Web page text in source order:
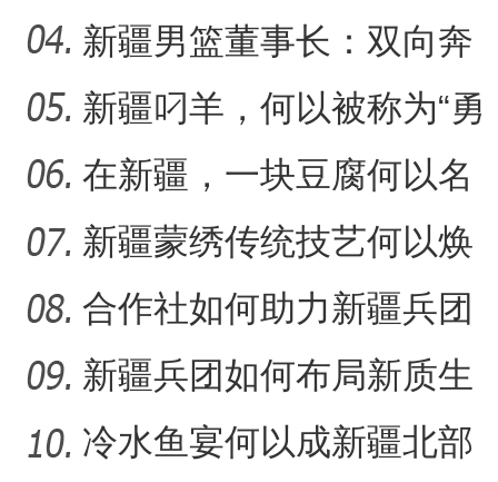
何以持续“耕”新？
新疆男篮董事长：双向奔
赴，篮球成为新疆游子独
特
新疆叼羊，何以被称为“勇
敢者运动”？
在新疆，一块豆腐何以名
扬千里？
新疆蒙绣传统技艺何以焕
发生机？
合作社如何助力新疆兵团
民众“花样”增收？
新疆兵团如何布局新质生
产力的发展？
冷水鱼宴何以成新疆北部